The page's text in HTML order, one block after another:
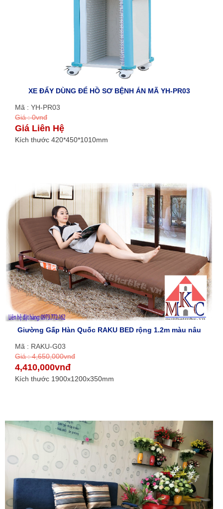
XE ĐẨY DÙNG ĐỂ HỒ SƠ BỆNH ÁN MÃ YH-PR03
Mã : YH-PR03
Giá : 0vnđ
Giá Liên Hệ
Kích thước 420*450*1010mm
Giường Gấp Hàn Quốc RAKU BED rộng 1.2m màu nâu
Mã : RAKU-G03
Giá : 4,650,000vnđ
4,410,000vnđ
Kích thước 1900x1200x350mm